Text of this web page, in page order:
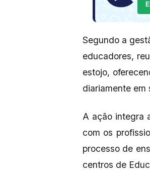
Segundo a
educadores,
estojo,
diariamente em
A ação integra
com os
processo de
centros de